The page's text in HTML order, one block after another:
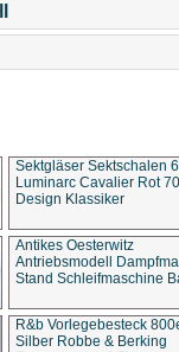
Sektgläser Sektschalen
Luminarc Cavalier Rot
Design Klassiker
Antikes Oesterwitz
Antriebsmodell
Stand Schleifmaschine
R&b Vorlegebesteck
Silber Robbe & Berking